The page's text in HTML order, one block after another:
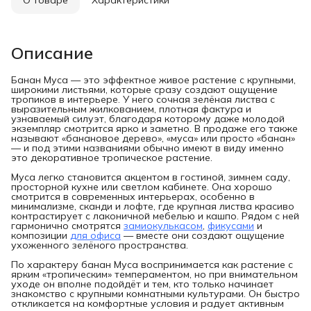
Описание
Банан Муса — это эффектное живое растение с крупными,
широкими листьями, которые сразу создают ощущение
тропиков в интерьере. У него сочная зелёная листва с
выразительным жилкованием, плотная фактура и
узнаваемый силуэт, благодаря которому даже молодой
экземпляр смотрится ярко и заметно. В продаже его также
называют «банановое дерево», «муса» или просто «банан»
— и под этими названиями обычно имеют в виду именно
это декоративное тропическое растение.
Муса легко становится акцентом в гостиной, зимнем саду,
просторной кухне или светлом кабинете. Она хорошо
смотрится в современных интерьерах, особенно в
минимализме, сканди и лофте, где крупная листва красиво
контрастирует с лаконичной мебелью и кашпо. Рядом с ней
гармонично смотрятся замиокулькасом фикусами и
композиции для офиса — вместе они создают ощущение
ухоженного зелёного пространства.
По характеру банан Муса воспринимается как растение с
ярким «тропическим» темпераментом, но при внимательном
уходе он вполне подойдёт и тем, кто только начинает
знакомство с крупными комнатными культурами. Он быстро
откликается на комфортные условия и радует активным